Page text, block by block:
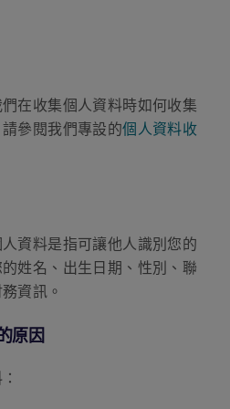
在收集個人資料時如何收集
參閱我們專設的個人資料收
資料是指可讓他人識別您的
姓名、出生日期、性別、聯
資訊。
原因